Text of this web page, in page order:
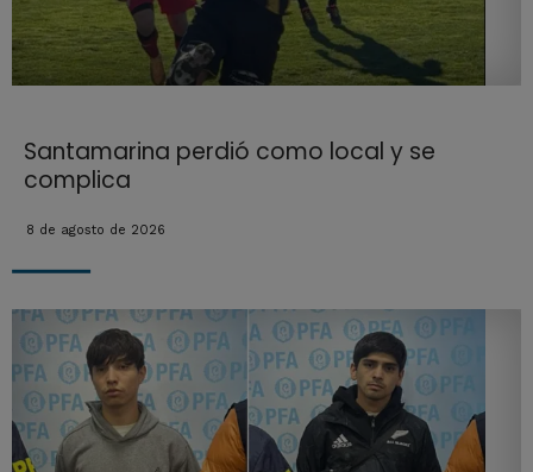
Santamarina perdió como local y se
complica
8 de agosto de 2026